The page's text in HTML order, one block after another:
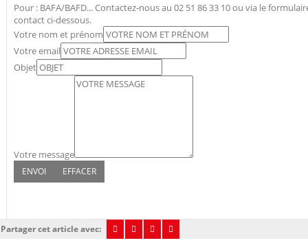
Pour : BAFA/BAFD... Contactez-nous au 02 51 86 33 10 ou via le
contact ci-dessous.
Votre nom et prénom
Votre email
Objet
Votre message
Partager cet article avec: